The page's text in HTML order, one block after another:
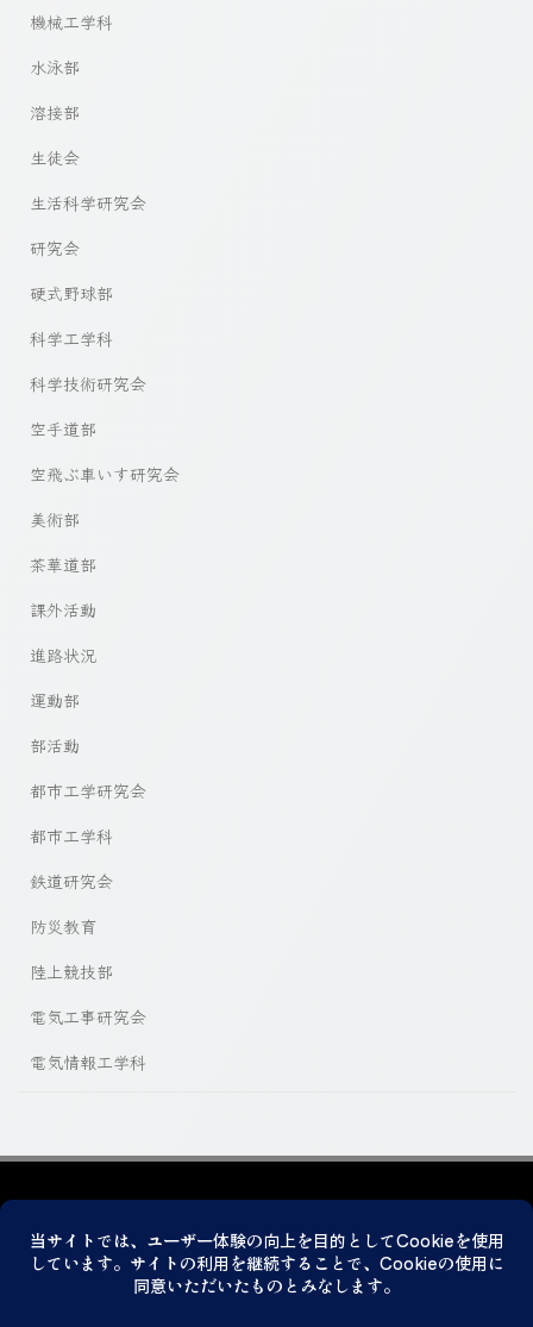
機械工学科
水泳部
溶接部
生徒会
生活科学研究会
研究会
硬式野球部
科学工学科
科学技術研究会
空手道部
空飛ぶ車いす研究会
美術部
茶華道部
課外活動
進路状況
運動部
部活動
都市工学研究会
都市工学科
鉄道研究会
防災教育
陸上競技部
電気工事研究会
電気情報工学科
© 2026 神戸市立科学技術高等学校